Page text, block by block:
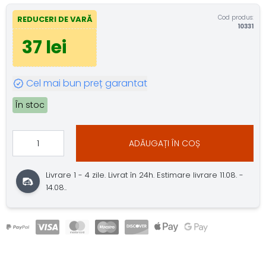
REDUCERI DE VARĂ
37 lei
Cod produs:
10331
Cel mai bun preț garantat
În stoc
ADĂUGAȚI ÎN COȘ
Livrare 1 - 4 zile. Livrat în 24h. Estimare livrare 11.08. -
14.08..